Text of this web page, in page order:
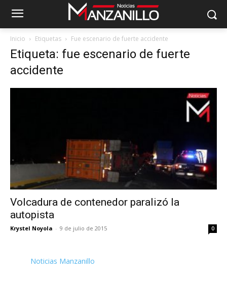
Inicio Etiquetas Fue escenario de fuerte accidente
Etiqueta: fue escenario de fuerte
accidente
Volcadura de contenedor paralizó la
autopista
Krystel Noyola - 9 de julio de 2015 0
Noticias Manzanillo